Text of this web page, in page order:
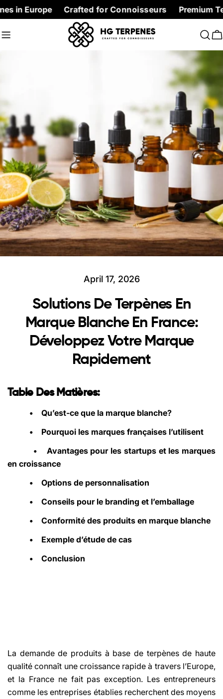
Skip
to
content
Crafted for Connoisseurs Premium Terpenes
April 17, 2026
Solutions De Terpènes En
Marque Blanche En France:
Développez Votre Marque
Rapidement
Table Des Matières:
•
Qu’est-ce que la marque blanche?
•
Pourquoi les marques françaises l’utilisent
•
Avantages pour les startups et les marques
en croissance
•
Options de personnalisation
•
Conseils pour le branding et l’emballage
•
Conformité des produits en marque blanche
•
Exemple d’étude de cas
•
Conclusion
La demande de produits à base de terpènes de haute
qualité connaît une croissance rapide à travers l’Europe,
et la France ne fait pas exception. Les entrepreneurs
comme les entreprises établies recherchent des moyens